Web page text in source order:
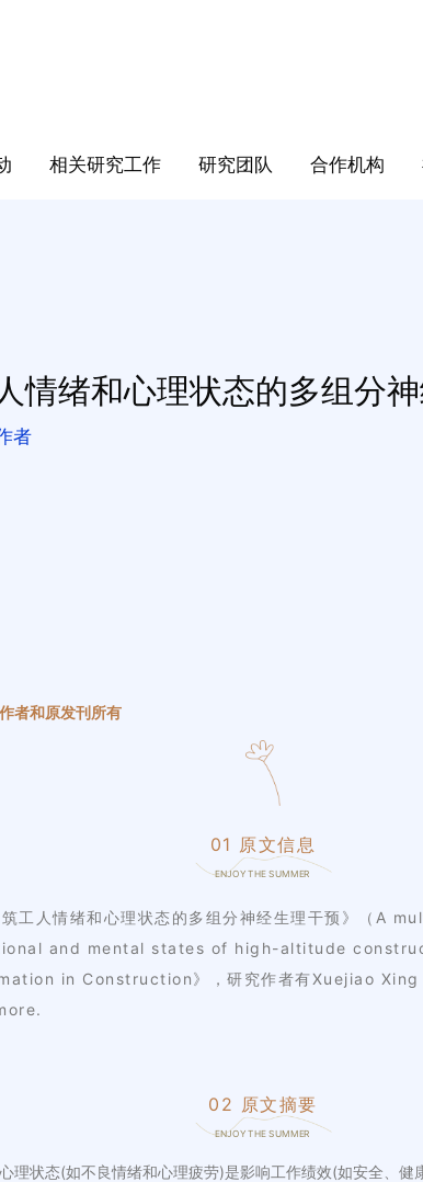
相关研究工作 研究团队 合作机构
情绪和心理状态的多组分
者
者和原发刊所有
01 原文信息
ENJOY THE SUMMER
筑工人情绪和心理状态的多组分神经生理干预》（
and mental states of high-altitude
in Construction》，研究作者有Xuejiao
02 原文摘要
ENJOY THE SUMMER
理状态(如不良情绪和心理疲劳)是影响工作绩效(如安全、